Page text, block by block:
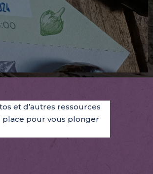
et d’autres ressources
place pour vous plonger